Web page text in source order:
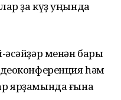
ҙа күҙ уңында
әсәйҙәр менән бары
һәм
ярҙамында ғына